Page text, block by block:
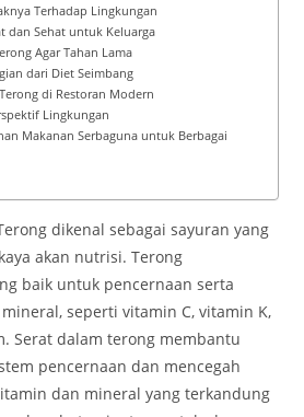
Terhadap Lingkungan
dan Sehat untuk Keluarga
Agar Tahan Lama
dari Diet Seimbang
di Restoran Modern
Lingkungan
Makanan Serbaguna untuk Berbagai
dikenal sebagai sayuran yang
akan nutrisi. Terong
baik untuk pencernaan serta
seperti vitamin C, vitamin K,
Serat dalam terong membantu
pencernaan dan mencegah
dan mineral yang terkandung